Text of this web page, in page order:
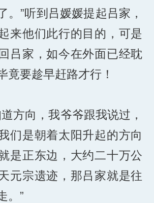
。”听到吕媛媛提起吕家，
来他们此行的目的，可是
吕家，如今在外面已经耽
竟要趁早赶路才行！
方向，我爷爷跟我说过，
们是朝着太阳升起的方向
是正东边，大约二十万公
元宗遗迹，那吕家就是往
。”